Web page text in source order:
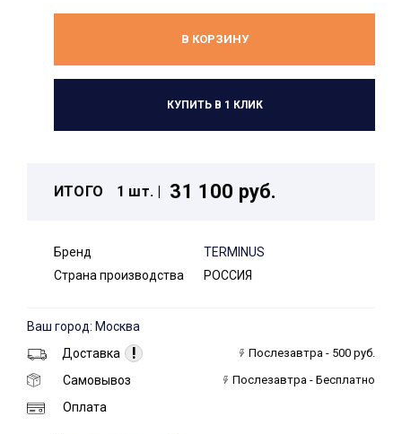
В КОРЗИНУ
КУПИТЬ В 1 КЛИК
ИТОГО 1 шт. | 31 100 руб.
Бренд
TERMINUS
Страна производства
РОССИЯ
Ваш город: Москва
Доставка
! Послезавтра - 500 руб.
Самовывоз Послезавтра - Бесплатно
Оплата